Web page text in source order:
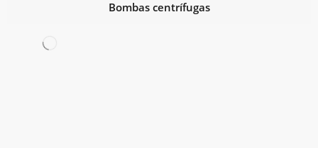
Bombas centrífugas